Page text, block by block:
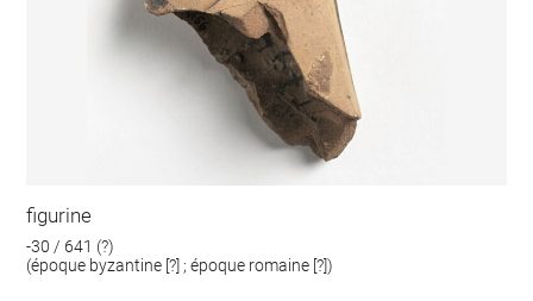
figurine
-30 / 641 (?)
(époque byzantine [?] ; époque romaine [?])